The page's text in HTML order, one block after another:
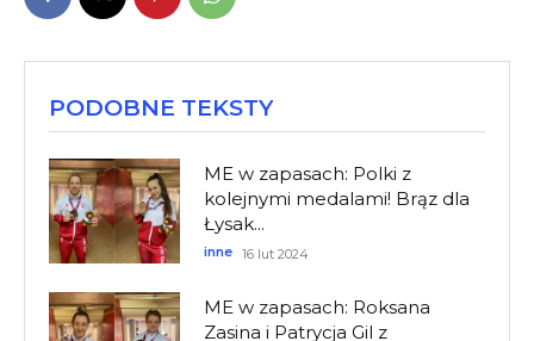
PODOBNE TEKSTY
ME w zapasach: Polki z
kolejnymi medalami! Brąz dla
Łysak...
inne 16 lut 2024
ME w zapasach: Roksana
Zasina i Patrycja Gil z